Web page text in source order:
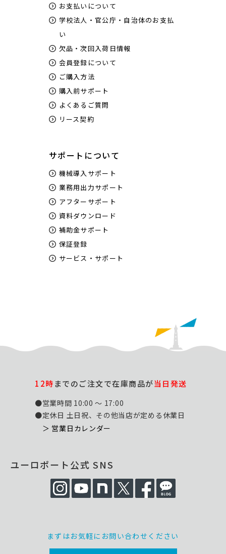
お支払いについて
学校法人・官公庁・自治体のお支払
い
欠品・次回入荷日情報
会員登録について
ご購入方法
購入前サポート
よくあるご質問
リース契約
サポートについて
機械導入サポート
業務用出力サポート
アフターサポート
資料ダウンロード
補助金サポート
保証登録
サービス・サポート
12時までのご注文で在庫商品が当日発送
●営業時間 10:00 ～ 17:00
●定休日 土日祝、その他当店が定める休業日
＞ 営業日カレンダー
ユーロポート公式 SNS
まずはお気軽にお問い合わせください